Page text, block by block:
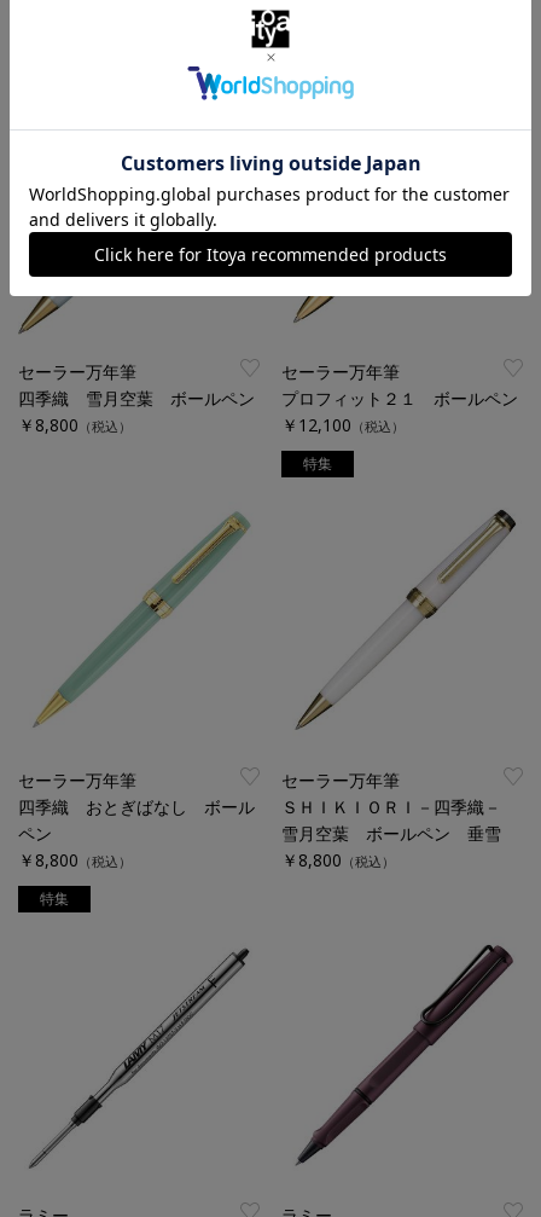
￥3,850
セーラー万年筆
四季織 雪月空葉 ボールペン
￥8,800 （税込）
セーラー万年筆
プロフィット２１ ボールペン
￥12,100 （税込）
特集
セーラー万年筆
四季織 おとぎばなし ボール
ペン
￥8,800 （税込）
特集
セーラー万年筆
ＳＨＩＫＩＯＲＩ－四季織－
雪月空葉 ボールペン 垂雪
￥8,800 （税込）